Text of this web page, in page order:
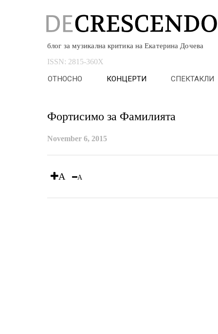
блог за музикална критика на Екатерина Дочева
ISSN: 2815-360X
ОТНОСНО КОНЦЕРТИ СПЕКТАКЛИ
Фортисимо за Фамилията
November 6, 2015
A A